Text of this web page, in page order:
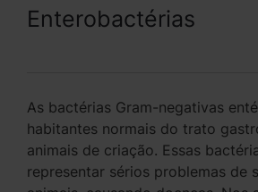
Enterobactérias
As bactérias Gram-negativas
habitantes normais do trato
animais de criação. Essas
representar sérios problemas de